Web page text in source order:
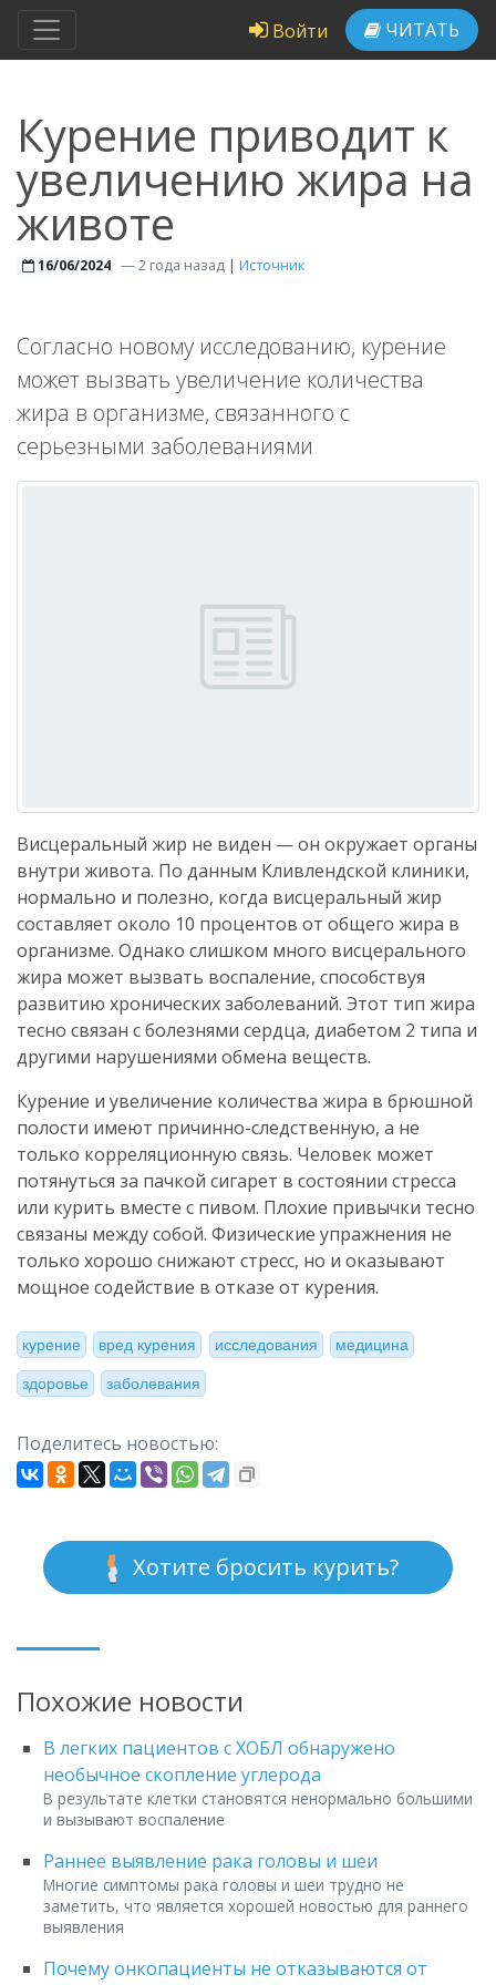
Войти ЧИТАТЬ
Курение приводит к
увеличению жира на
животе
16/06/2024 —2 года назад | Источник
Согласно новому исследованию, курение
может вызвать увеличение количества
жира в организме, связанного с
серьезными заболеваниями
Висцеральный жир не виден — он окружает органы
внутри живота. По данным Кливлендской клиники,
нормально и полезно, когда висцеральный жир
составляет около 10 процентов от общего жира в
организме. Однако слишком много висцерального
жира может вызвать воспаление, способствуя
развитию хронических заболеваний. Этот тип жира
тесно связан с болезнями сердца, диабетом 2 типа и
другими нарушениями обмена веществ.
Курение и увеличение количества жира в брюшной
полости имеют причинно-следственную, а не
только корреляционную связь. Человек может
потянуться за пачкой сигарет в состоянии стресса
или курить вместе с пивом. Плохие привычки тесно
связаны между собой. Физические упражнения не
только хорошо снижают стресс, но и оказывают
мощное содействие в отказе от курения.
курение вред курения исследования медицина
здоровье заболевания
Поделитесь новостью:
Хотите бросить курить?
Похожие новости
В легких пациентов с ХОБЛ обнаружено
необычное скопление углерода
В результате клетки становятся ненормально большими
и вызывают воспаление
Раннее выявление рака головы и шеи
Многие симптомы рака головы и шеи трудно не
заметить, что является хорошей новостью для раннего
выявления
Почему онкопациенты не отказываются от